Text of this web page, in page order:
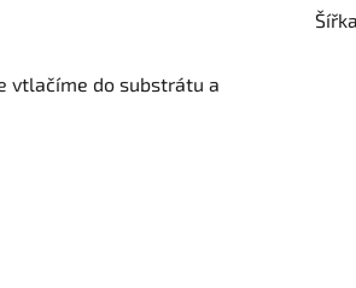
vtlačíme do substrátu a